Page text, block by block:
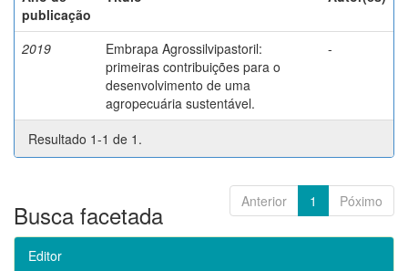
publicação
2019
Embrapa Agrossilvipastoril:
primeiras contribuições para o
desenvolvimento de uma
agropecuária sustentável.
-
Resultado 1-1 de 1.
Anterior 1 Póximo
Busca facetada
Editor